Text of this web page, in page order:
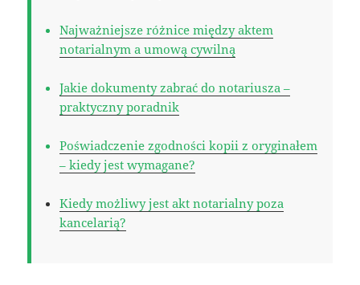
Najważniejsze różnice między aktem
notarialnym a umową cywilną
Jakie dokumenty zabrać do notariusza –
praktyczny poradnik
Poświadczenie zgodności kopii z oryginałem
– kiedy jest wymagane?
Kiedy możliwy jest akt notarialny poza
kancelarią?